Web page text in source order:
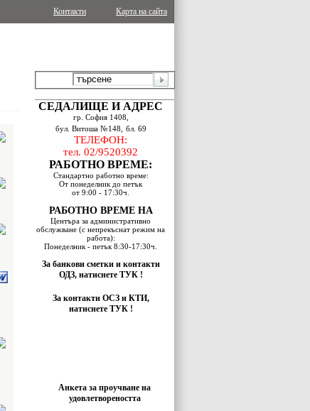
Карта на сайта
Контакти
СЕДАЛИЩЕ И АДРЕС
гр. София 1408,
бул. Витоша №148,
бл. 69
ТЕЛЕФОН:
тел. 02/9520392
РАБОТНО ВРЕМЕ:
Стандартно работно време:
От понеделник до петък
oт 9:00 - 17:30ч.
РАБОТНО ВРЕМЕ НА
Центъра за административно
обслужване (с непрекъснат режим на
работа):
Понеделник - петък 8:30-17:30ч.
За банкови сметки и контакти
ОДЗ, натиснете ТУК !
За контакти ОСЗ и КТИ,
натиснете ТУК !
Анкета за проучване на
удовлетвореността